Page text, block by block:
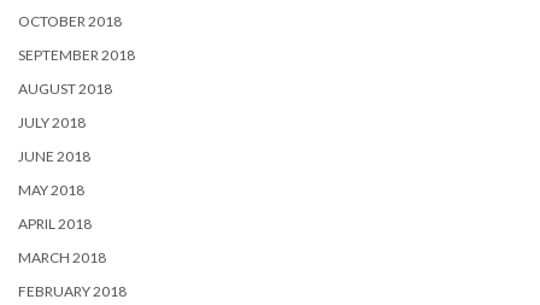
OCTOBER 2018
SEPTEMBER 2018
AUGUST 2018
JULY 2018
JUNE 2018
MAY 2018
APRIL 2018
MARCH 2018
FEBRUARY 2018